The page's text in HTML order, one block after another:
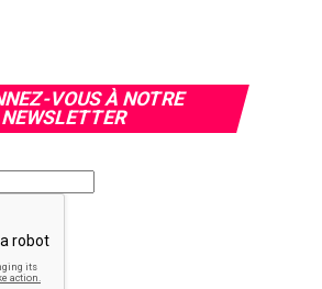
VOUS À NOTRE
NEWSLETTER